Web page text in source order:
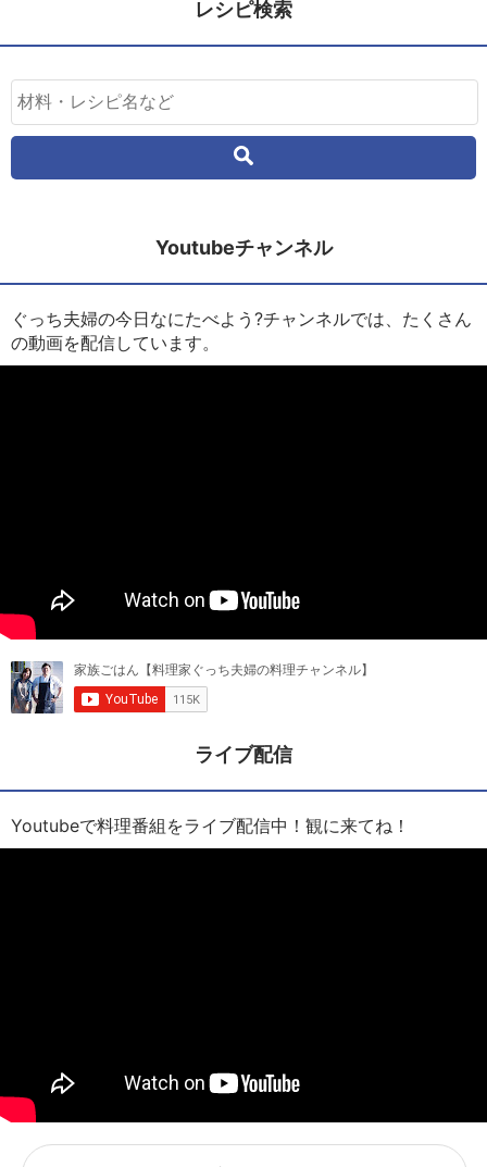
レシピ検索
Youtubeチャンネル
ぐっち夫婦の今日なにたべよう?チャンネルでは、たくさん
の動画を配信しています。
ライブ配信
Youtubeで料理番組をライブ配信中！観に来てね！